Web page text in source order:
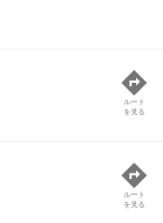
ルート
を見る
ルート
を見る